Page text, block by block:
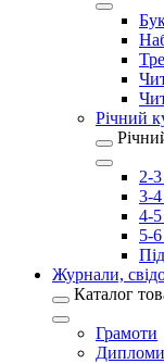
Річний
2-
3-
4-5
5-6
Журнали,
Каталог
Грамоти
Дипломи